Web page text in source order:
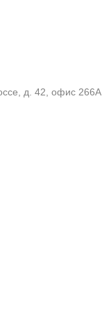
д. 42, офис 266А